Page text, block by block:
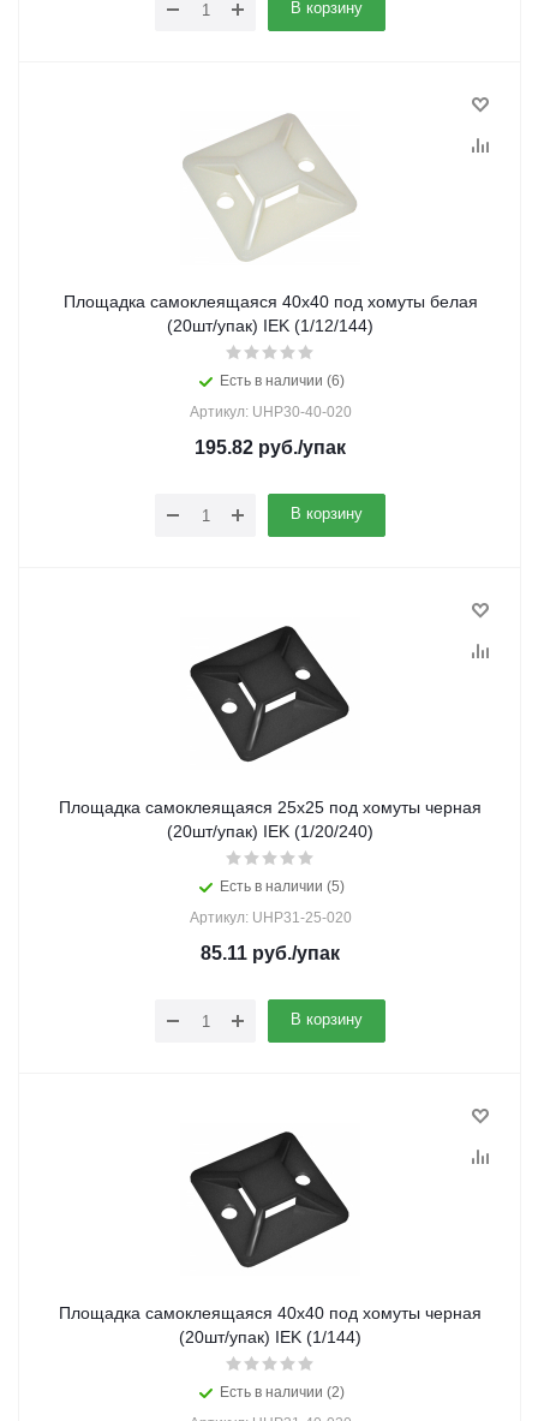
В корзину
Площадка самоклеящаяся 40х40 под хомуты белая
(20шт/упак) IEK (1/12/144)
Есть в наличии (6)
Артикул: UHP30-40-020
195.82 руб./упак
В корзину
Площадка самоклеящаяся 25х25 под хомуты черная
(20шт/упак) IEK (1/20/240)
Есть в наличии (5)
Артикул: UHP31-25-020
85.11 руб./упак
В корзину
Площадка самоклеящаяся 40х40 под хомуты черная
(20шт/упак) IEK (1/144)
Есть в наличии (2)